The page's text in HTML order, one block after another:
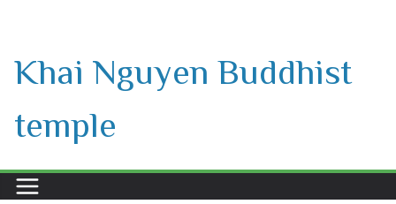
content
Khai Nguyen Buddhist
temple